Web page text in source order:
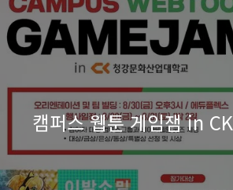
캠퍼스 웹툰 게임잼 in CK